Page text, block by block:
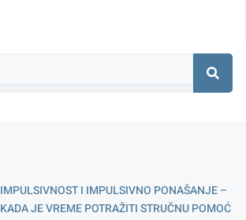
IMPULSIVNOST I IMPULSIVNO PONAŠANJE –
KADA JE VREME POTRAŽITI STRUČNU POMOĆ